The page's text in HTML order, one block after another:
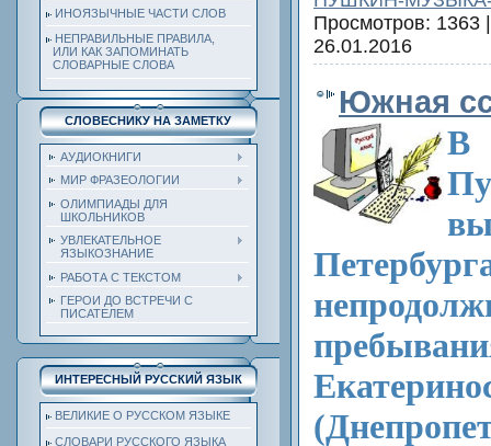
ИНОЯЗЫЧНЫЕ ЧАСТИ СЛОВ
НЕПРАВИЛЬНЫЕ ПРАВИЛА,
ИЛИ КАК ЗАПОМИНАТЬ
СЛОВАРНЫЕ СЛОВА
СЛОВЕСНИКУ НА ЗАМЕТКУ
АУДИОКНИГИ
МИР ФРАЗЕОЛОГИИ
ОЛИМПИАДЫ ДЛЯ
ШКОЛЬНИКОВ
УВЛЕКАТЕЛЬНОЕ
ЯЗЫКОЗНАНИЕ
РАБОТА С ТЕКСТОМ
ГЕРОИ ДО ВСТРЕЧИ С
ПИСАТЕЛЕМ
ИНТЕРЕСНЫЙ РУССКИЙ ЯЗЫК
ВЕЛИКИЕ О РУССКОМ ЯЗЫКЕ
СЛОВАРИ РУССКОГО ЯЗЫКА
Просмотров:
26.01.2016
Южная
В